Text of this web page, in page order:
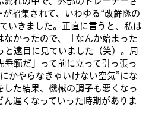
招集されて、いわゆる“改鮮隊の
いきました。正直に言うと、私は
かったので、「なんか始まった
遠目に見ていました（笑）。周
垂範だ」って前に立って引っ張っ
かやらなきゃいけない空気”にな
した結果、機械の調子も悪くなっ
遅くなっていった時期がありま